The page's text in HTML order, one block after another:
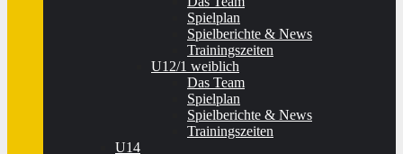
Spielplan
Spielberichte & News
Trainingszeiten
U12/1 weiblich
Das Team
Spielplan
Spielberichte & News
Trainingszeiten
U14